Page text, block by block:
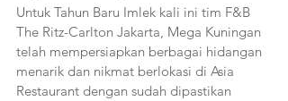
Untuk Tahun Baru Imlek kali ini tim F&B
The Ritz-Carlton Jakarta, Mega Kuningan
telah mempersiapkan berbagai hidangan
menarik dan nikmat berlokasi di Asia
Restaurant dengan sudah dipastikan